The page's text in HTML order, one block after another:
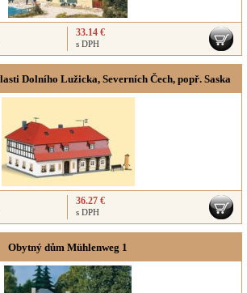
33.14 €
s DPH
Dolního Lužicka, Severních Čech, popř. Saska
36.27 €
s DPH
Obytný dům Mühlenweg 1